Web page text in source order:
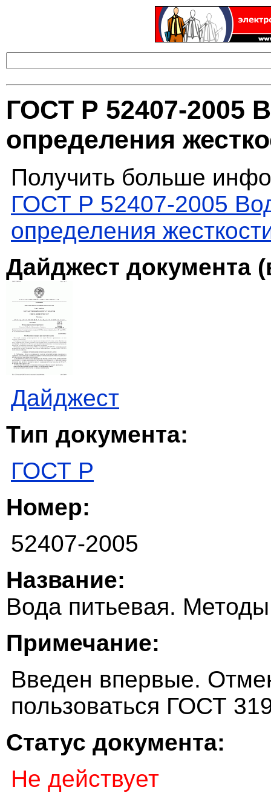
ГОСТ Р 52407-2005
определения
Получить больше
ГОСТ Р 52407-2005
определения
Дайджест документа
Дайджест
Тип документа:
ГОСТ Р
Номер:
52407-2005
Название:
Вода питьевая.
Примечание:
Введен впервые.
пользоваться ГОСТ
Статус документа:
Не действует